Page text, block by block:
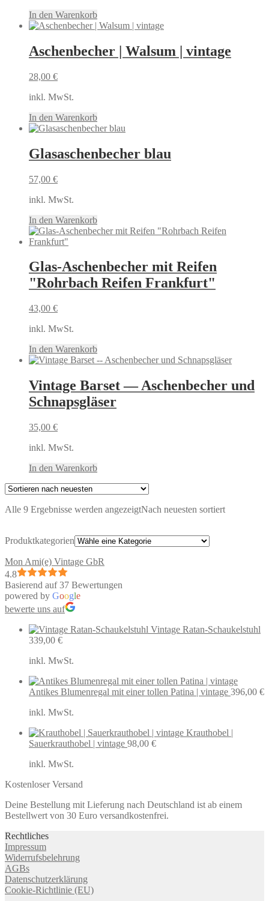
In den Warenkorb
Aschenbecher | Walsum | vintage
28,00 €
inkl. MwSt.
In den Warenkorb
Glasaschenbecher blau
57,00 €
inkl. MwSt.
In den Warenkorb
Glas-Aschenbecher mit Reifen
"Rohrbach Reifen Frankfurt"
43,00 €
inkl. MwSt.
In den Warenkorb
Vintage Barset — Aschenbecher und
Schnapsgläser
35,00 €
inkl. MwSt.
In den Warenkorb
Alle 9 Ergebnisse werden angezeigtNach neuesten sortiert
Produktkategorien
Mon Ami(e) Vintage GbR
4.8
Basierend auf 37 Bewertungen
powered by Google
bewerte uns auf
Vintage Ratan-Schaukelstuhl
339,00 €
inkl. MwSt.
Antikes Blumenregal mit einer tollen Patina | vintage 396,00 €
inkl. MwSt.
Krauthobel |
Sauerkrauthobel | vintage 98,00 €
inkl. MwSt.
Kostenloser Versand
Deine Bestellung mit Lieferung nach Deutschland ist ab einem
Bestellwert von 30 Euro versandkostenfrei.
Rechtliches
Impressum
Widerrufsbelehrung
AGBs
Datenschutzerklärung
Cookie-Richtlinie (EU)